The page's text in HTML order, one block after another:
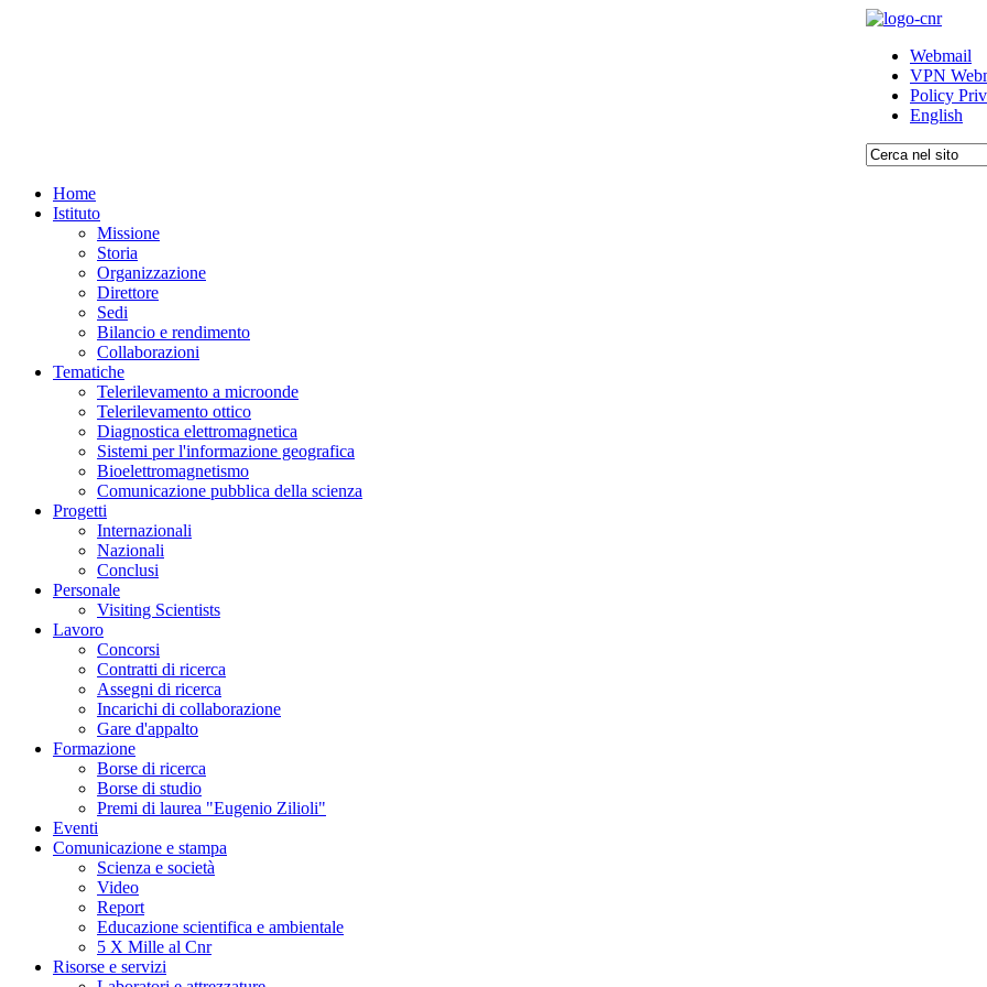
Webmail
VPN
Policy
English
Home
Istituto
Missione
Storia
Organizzazione
Direttore
Sedi
Bilancio e rendimento
Collaborazioni
Tematiche
Telerilevamento a microonde
Telerilevamento ottico
Diagnostica elettromagnetica
Sistemi per l'informazione geografica
Bioelettromagnetismo
Comunicazione pubblica della scienza
Progetti
Internazionali
Nazionali
Conclusi
Personale
Visiting Scientists
Lavoro
Concorsi
Contratti di ricerca
Assegni di ricerca
Incarichi di collaborazione
Gare d'appalto
Formazione
Borse di ricerca
Borse di studio
Premi di laurea "Eugenio Zilioli"
Eventi
Comunicazione e stampa
Scienza e società
Video
Report
Educazione scientifica e ambientale
5 X Mille al Cnr
Risorse e servizi